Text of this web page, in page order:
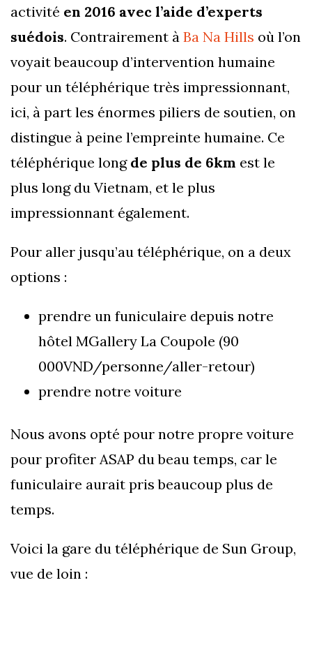
activité en 2016 avec l’aide d’experts
suédois. Contrairement à Ba Na Hills où l’on
voyait beaucoup d’intervention humaine
pour un téléphérique très impressionnant,
ici, à part les énormes piliers de soutien, on
distingue à peine l’empreinte humaine. Ce
téléphérique long de plus de 6km est le
plus long du Vietnam, et le plus
impressionnant également.
Pour aller jusqu’au téléphérique, on a deux
options :
prendre un funiculaire depuis notre
hôtel MGallery La Coupole (90
000VND/personne/aller-retour)
prendre notre voiture
Nous avons opté pour notre propre voiture
pour profiter ASAP du beau temps, car le
funiculaire aurait pris beaucoup plus de
temps.
Voici la gare du téléphérique de Sun Group,
vue de loin :